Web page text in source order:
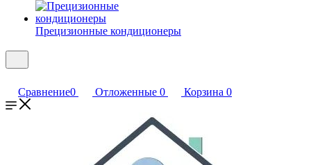
Прецизионные кондиционеры
Сравнение0 Отложенные 0 Корзина 0